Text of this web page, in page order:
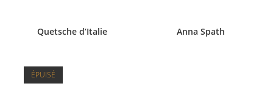
Quetsche d’Italie Anna Spath
ÉPUISÉ